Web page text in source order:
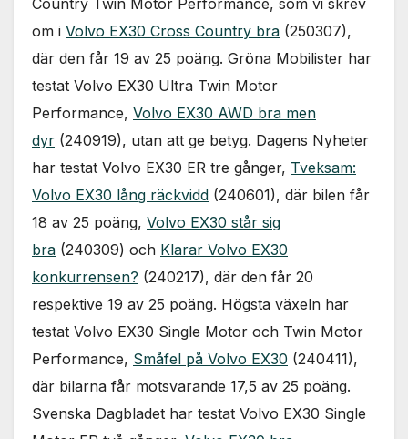
Country Twin Motor Performance, som vi skrev
om i Volvo EX30 Cross Country bra (250307),
där den får 19 av 25 poäng. Gröna Mobilister har
testat Volvo EX30 Ultra Twin Motor
Performance, Volvo EX30 AWD bra men
dyr (240919), utan att ge betyg. Dagens Nyheter
har testat Volvo EX30 ER tre gånger, Tveksam:
Volvo EX30 lång räckvidd (240601), där bilen får
18 av 25 poäng, Volvo EX30 står sig
bra (240309) och Klarar Volvo EX30
konkurrensen? (240217), där den får 20
respektive 19 av 25 poäng. Högsta växeln har
testat Volvo EX30 Single Motor och Twin Motor
Performance, Småfel på Volvo EX30 (240411),
där bilarna får motsvarande 17,5 av 25 poäng.
Svenska Dagbladet har testat Volvo EX30 Single
hemsidan
används.
Genom att dela
med dig av dina
beteende när du
surfar ökar du
personligt
anpassat innehåll